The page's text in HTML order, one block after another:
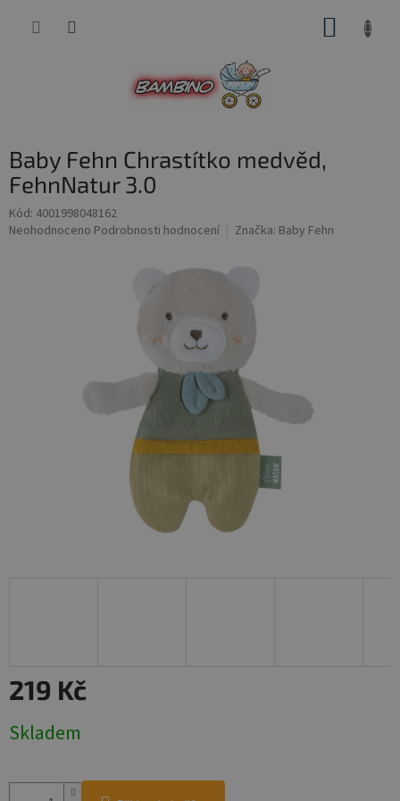
Baby Fehn Chrastítko medvěd,
FehnNatur 3.0
Kód: 4001998048162
Průměrné
Neohodnoceno Podrobnosti hodnocení Značka: Baby Fehn
219 Kč
cena:
Skladem